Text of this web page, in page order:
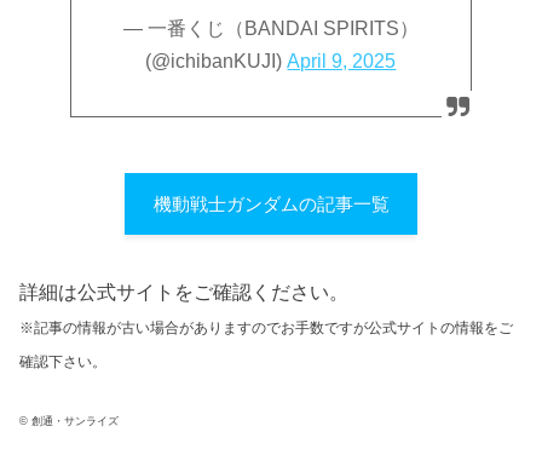
— 一番くじ（BANDAI SPIRITS）
(@ichibanKUJI)April 9, 2025
機動戦士ガンダムの記事一覧
詳細は公式サイトをご確認ください。
※記事の情報が古い場合がありますのでお手数ですが公式サイトの情報をご
確認下さい。
© 創通・サンライズ